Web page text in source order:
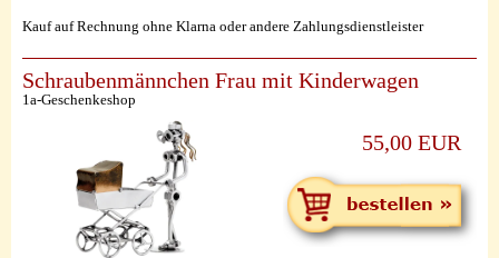
Kauf auf Rechnung ohne Klarna oder andere Zahlungsdienstleister
Schraubenmännchen Frau mit Kinderwagen
1a-Geschenkeshop
55,00 EUR